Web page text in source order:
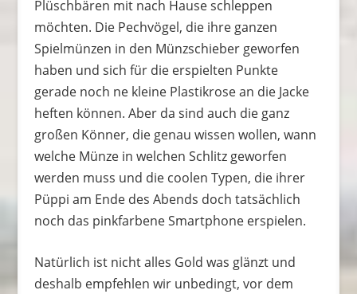
Plüschbären mit nach Hause schleppen
möchten. Die Pechvögel, die ihre ganzen
Spielmünzen in den Münzschieber geworfen
haben und sich für die erspielten Punkte
gerade noch ne kleine Plastikrose an die Jacke
heften können. Aber da sind auch die ganz
großen Könner, die genau wissen wollen, wann
welche Münze in welchen Schlitz geworfen
werden muss und die coolen Typen, die ihrer
Püppi am Ende des Abends doch tatsächlich
noch das pinkfarbene Smartphone erspielen.
Natürlich ist nicht alles Gold was glänzt und
deshalb empfehlen wir unbedingt, vor dem